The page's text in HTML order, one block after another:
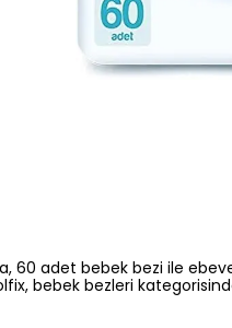
60 adet bebek bezi ile
bebek bezleri